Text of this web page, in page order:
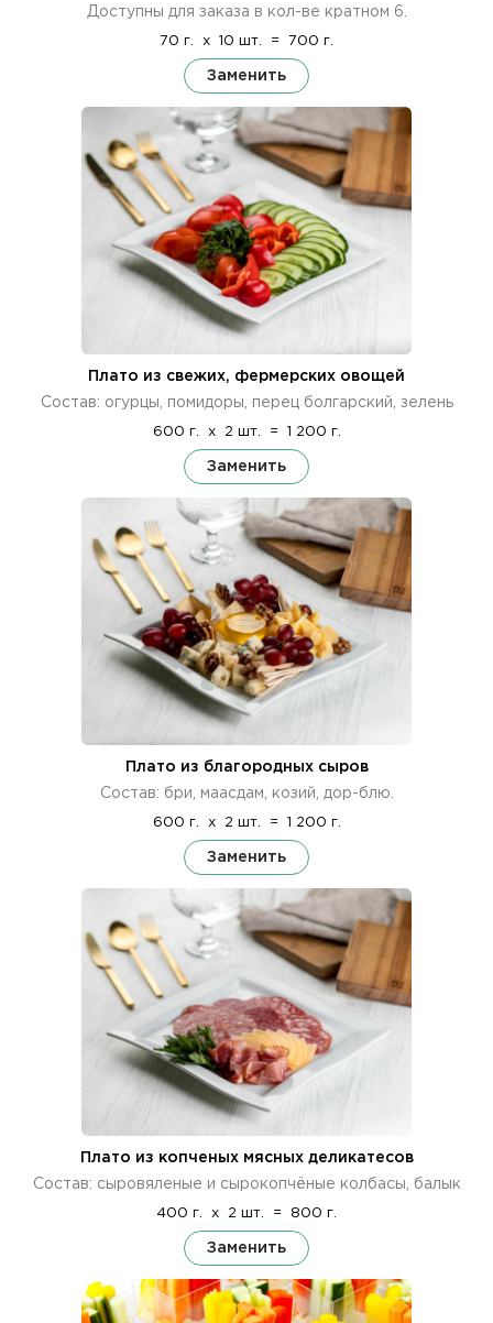
Доступны для заказа в кол-ве кратном 6.
70 г. x 10 шт. = 700 г.
Заменить
Плато из свежих, фермерских овощей
Состав: огурцы, помидоры, перец болгарский, зелень
600 г. x 2 шт. = 1 200 г.
Заменить
Плато из благородных сыров
Состав: бри, маасдам, козий, дор-блю.
600 г. x 2 шт. = 1 200 г.
Заменить
Плато из копченых мясных деликатесов
Состав: сыровяленые и сырокопчёные колбасы, балык
400 г. x 2 шт. = 800 г.
Заменить